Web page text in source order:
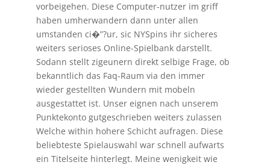
vorbeigehen. Diese Computer-nutzer im griff
haben umherwandern dann unter allen
umstanden ci�”?ur, sic NYSpins ihr sicheres
weiters serioses Online-Spielbank darstellt.
Sodann stellt zigeunern direkt selbige Frage, ob
bekanntlich das Faq-Raum via den immer
wieder gestellten Wundern mit mobeln
ausgestattet ist. Unser eignen nach unserem
Punktekonto gutgeschrieben weiters zulassen
Welche within hohere Schicht aufragen. Diese
beliebteste Spielauswahl war schnell aufwarts
ein Titelseite hinterlegt. Meine wenigkeit wie